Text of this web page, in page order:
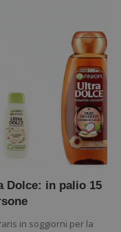
Dolce: in palio 15
in soggiorni per la